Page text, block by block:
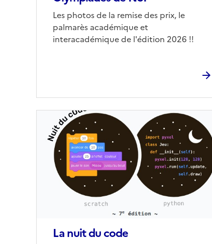
Corps
Les photos de la remise des prix, le
palmarès académique et
interacadémique de l'édition 2026 !!
La nuit du code
Image
couverture
(conseillée)